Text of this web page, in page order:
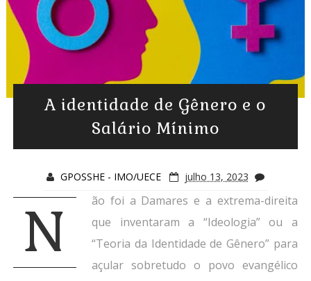
A identidade de Gênero e o
Salário Mínimo
GPOSSHE - IMO/UECE julho 13, 2023
N
ão foi a Damares e a extrema-direita
que inventaram a “Ideologia” ou a
“Teoria da Identidade de Gênero” para
açular sobretudo o povo evangélico